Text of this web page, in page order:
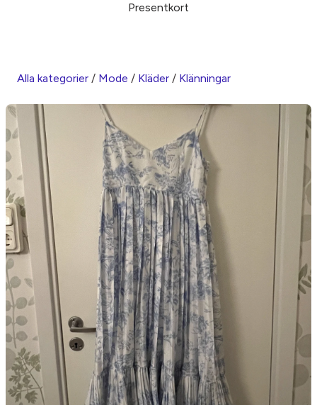
Presentkort
Alla kategorier / Mode / Kläder / Klänningar